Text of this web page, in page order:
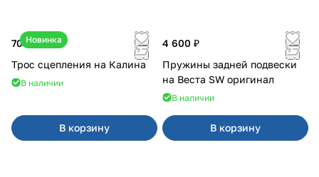
Новинка
700 ₽
Трос сцепления на Калина
В наличии
В корзину
4 600 ₽
Пружины задней подвески
на Веста SW оригинал
В наличии
В корзину